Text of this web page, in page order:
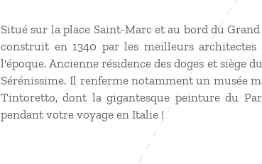
Situé sur la place Saint-Marc et au bord du
construit en 1340 par les meilleurs
l'époque. Ancienne résidence des doges et siège
Sérénissime. Il renferme notamment un musée
Tintoretto, dont la gigantesque peinture du
pendant votre voyage en Italie !